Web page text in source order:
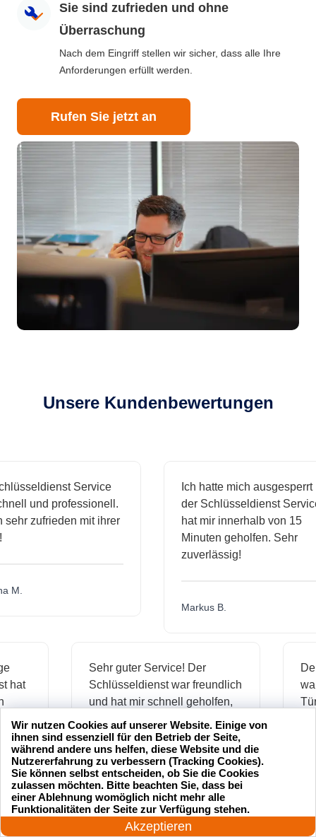
Sie sind zufrieden und ohne
Überraschung
Nach dem Eingriff stellen wir sicher, dass alle Ihre
Anforderungen erfüllt werden.
Rufen Sie jetzt an
Unsere Kundenbewertungen
Service
und professionell.
zufrieden mit ihrer
Ich hatte mich ausgesperrt und
der Schlüsseldienst Service
hat mir innerhalb von 15
Minuten geholfen. Sehr
zuverlässig!
Markus B.
hat
Sehr guter Service! Der
Schlüsseldienst war freundlich
und hat mir schnell geholfen,
als ich meine Schlüssel
verloren hatte.
Jonas M.
24 Stunden am Tag
Akzeptieren
Wir nutzen Cookies auf unserer Website. Einige von
ihnen sind essenziell für den Betrieb der Seite,
während andere uns helfen, diese Website und die
Nutzererfahrung zu verbessern (Tracking Cookies).
Sie können selbst entscheiden, ob Sie die Cookies
zulassen möchten. Bitte beachten Sie, dass bei
einer Ablehnung womöglich nicht mehr alle
Funktionalitäten der Seite zur Verfügung stehen.